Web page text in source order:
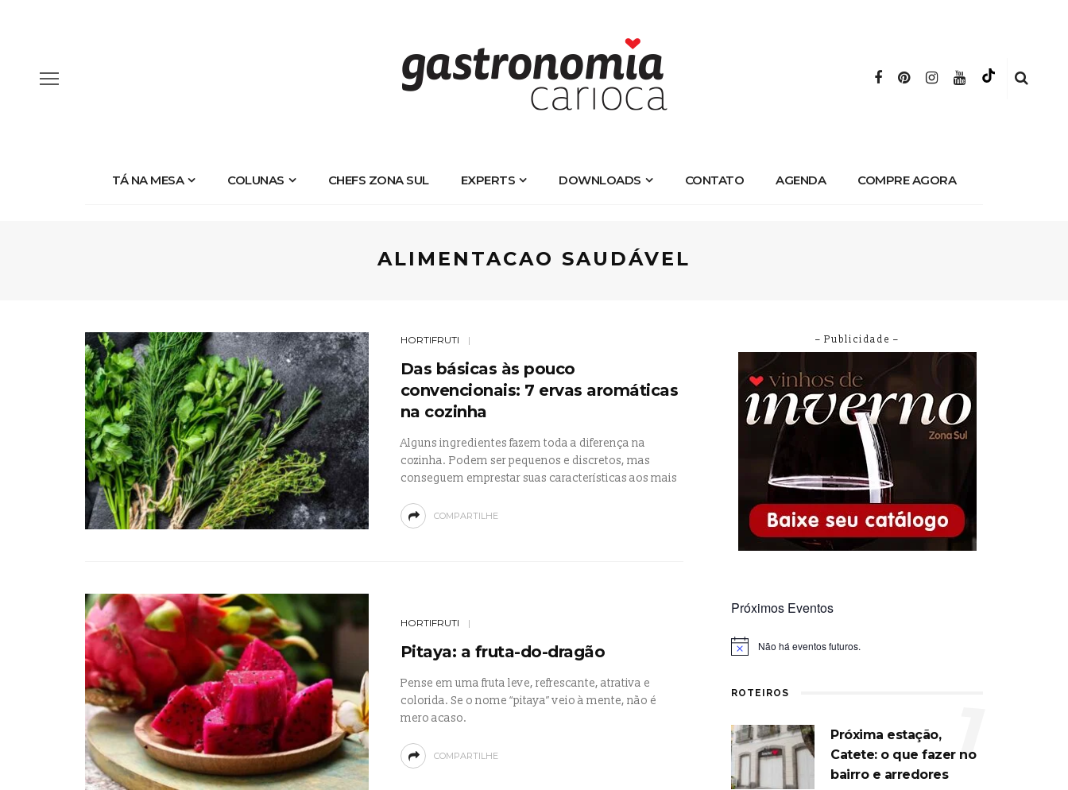
TÁ NA MESA COLUNAS CHEFS ZONA SUL EXPERTS DOWNLOADS CONTATO AGENDA COMPRE AGORA
ALIMENTACAO SAUDÁVEL
HORTIFRUTI
Das básicas às pouco
convencionais: 7 ervas aromáticas
na cozinha
Alguns ingredientes fazem toda a diferença na
cozinha. Podem ser pequenos e discretos, mas
conseguem emprestar suas características aos mais
COMPARTILHE
HORTIFRUTI
Pitaya: a fruta-do-dragão
Pense em uma fruta leve, refrescante, atrativa e
colorida. Se o nome “pitaya” veio à mente, não é
mero acaso.
COMPARTILHE
– Publicidade –
Próximos Eventos
Notice Não há eventos futuros.
ROTEIROS
Próxima estação,
Catete: o que fazer no
bairro e arredores 1